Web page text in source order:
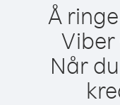
Å
Viber
Når